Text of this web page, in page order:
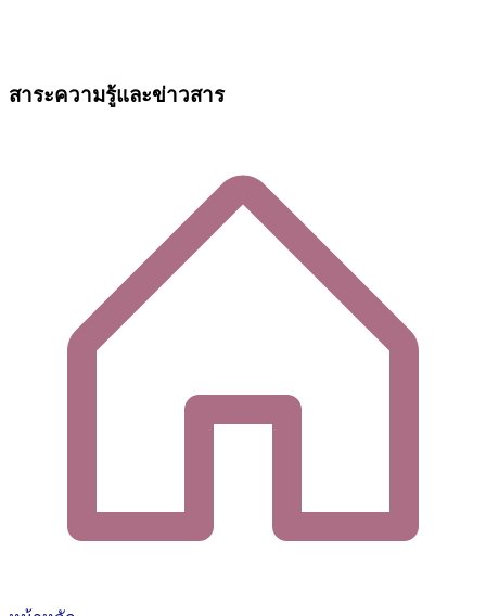
สาระความรู้และข่าวสาร